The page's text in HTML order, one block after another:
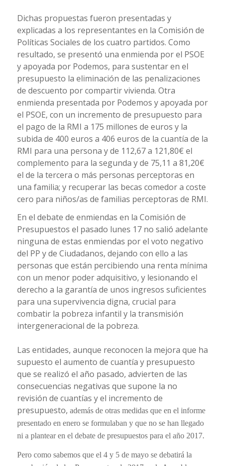
Dichas propuestas fueron presentadas y
explicadas a los representantes en la Comisión de
Políticas Sociales de los cuatro partidos. Como
resultado, se presentó una enmienda por el PSOE
y apoyada por Podemos, para sustentar en el
presupuesto la eliminación de las penalizaciones
de descuento por compartir vivienda. Otra
enmienda presentada por Podemos y apoyada por
el PSOE, con un incremento de presupuesto para
el pago de la RMI a 175 millones de euros y la
subida de 400 euros a 406 euros de la cuantía de la
RMI para una persona y de 112,67 a 121,80€ el
complemento para la segunda y de 75,11 a 81,20€
el de la tercera o más personas perceptoras en
una familia; y recuperar las becas comedor a coste
cero para niños/as de familias perceptoras de RMI.
En el debate de enmiendas en la Comisión de
Presupuestos el pasado lunes 17 no salió adelante
ninguna de estas enmiendas por el voto negativo
del PP y de Ciudadanos, dejando con ello a las
personas que están percibiendo una renta mínima
con un menor poder adquisitivo, y lesionando el
derecho a la garantía de unos ingresos suficientes
para una supervivencia digna, crucial para
combatir la pobreza infantil y la transmisión
intergeneracional de la pobreza.
Las entidades, aunque reconocen la mejora que ha
supuesto el aumento de cuantía y presupuesto
que se realizó el año pasado, advierten de las
consecuencias negativas que supone la no
revisión de cuantías y el incremento de
presupuesto, además de otras medidas que en el informe
presentado en enero se formulaban y que no se han llegado
ni a plantear en el debate de presupuestos para el año 2017.
Pero como sabemos que el 4 y 5 de mayo se debatirá la